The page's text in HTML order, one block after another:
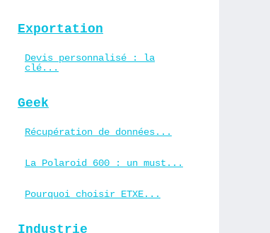
Exportation
Devis personnalisé : la
clé...
Geek
Récupération de données...
La Polaroid 600 : un must...
Pourquoi choisir ETXE...
Industrie